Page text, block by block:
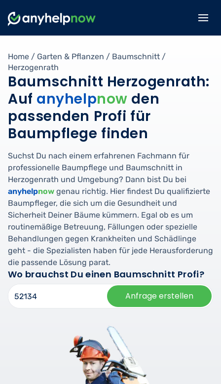
Home / Garten & Pflanzen / Baumschnitt /
Herzogenrath
Baumschnitt Herzogenrath:
Auf anyhelpnow den
passenden Profi für
Baumpflege finden
Suchst Du nach einem erfahrenen Fachmann für
professionelle Baumpflege und Baumschnitt in
Herzogenrath und Umgebung? Dann bist Du bei
anyhelpnow genau richtig. Hier findest Du qualifizierte
Baumpfleger, die sich um die Gesundheit und
Sicherheit Deiner Bäume kümmern. Egal ob es um
routinemäßige Betreuung, Fällungen oder spezielle
Behandlungen gegen Krankheiten und Schädlinge
geht - die Spezialisten haben für jede Herausforderung
die passende Lösung parat.
Wo brauchst Du einen Baumschnitt Profi?
Anfrage erstellen